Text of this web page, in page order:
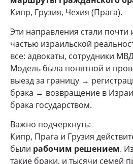
Кипр, Грузия, Чехия (Прага).
Эти направления стали почти
частью израильской
все: адвокаты, сотрудники
Модель была понятной и
выезд за границу →
брака → возвращение в
брака государством.
Важно подчеркнуть:
Кипр, Прага и Грузия
были рабочим решением.
такие браки, и тысячи семей